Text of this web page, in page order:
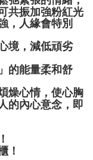
共振加強粉紅光
，人緣會特別
境，減低頑劣
的能量柔和舒
燥心情，使心胸
的內心意念，即
！